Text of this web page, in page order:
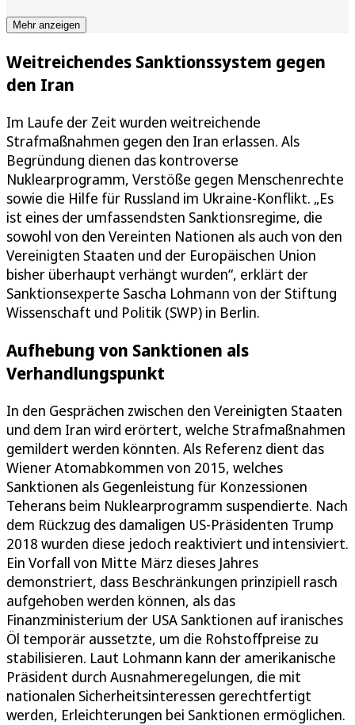
Mehr anzeigen
Weitreichendes Sanktionssystem gegen
den Iran
Im Laufe der Zeit wurden weitreichende
Strafmaßnahmen gegen den Iran erlassen. Als
Begründung dienen das kontroverse
Nuklearprogramm, Verstöße gegen Menschenrechte
sowie die Hilfe für Russland im Ukraine-Konflikt. „Es
ist eines der umfassendsten Sanktionsregime, die
sowohl von den Vereinten Nationen als auch von den
Vereinigten Staaten und der Europäischen Union
bisher überhaupt verhängt wurden“, erklärt der
Sanktionsexperte Sascha Lohmann von der Stiftung
Wissenschaft und Politik (SWP) in Berlin.
Aufhebung von Sanktionen als
Verhandlungspunkt
In den Gesprächen zwischen den Vereinigten Staaten
und dem Iran wird erörtert, welche Strafmaßnahmen
gemildert werden könnten. Als Referenz dient das
Wiener Atomabkommen von 2015, welches
Sanktionen als Gegenleistung für Konzessionen
Teherans beim Nuklearprogramm suspendierte. Nach
dem Rückzug des damaligen US-Präsidenten Trump
2018 wurden diese jedoch reaktiviert und intensiviert.
Ein Vorfall von Mitte März dieses Jahres
demonstriert, dass Beschränkungen prinzipiell rasch
aufgehoben werden können, als das
Finanzministerium der USA Sanktionen auf iranisches
Öl temporär aussetzte, um die Rohstoffpreise zu
stabilisieren. Laut Lohmann kann der amerikanische
Präsident durch Ausnahmeregelungen, die mit
nationalen Sicherheitsinteressen gerechtfertigt
werden, Erleichterungen bei Sanktionen ermöglichen.